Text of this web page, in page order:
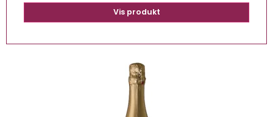
Vis produkt